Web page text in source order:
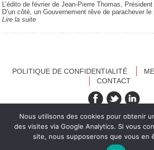
L’édito de février de Jean-Pierre Thomas,
D’un côté, un Gouvernement rêve de parachever
Lire la suite
POLITIQUE DE CONFIDENTIALITÉ
CONTACT
recevez nos newsletters
Nous utilisons des cookies pour obtenir
des visites via Google Analytics. Si vous
site, nous supposerons que vous en